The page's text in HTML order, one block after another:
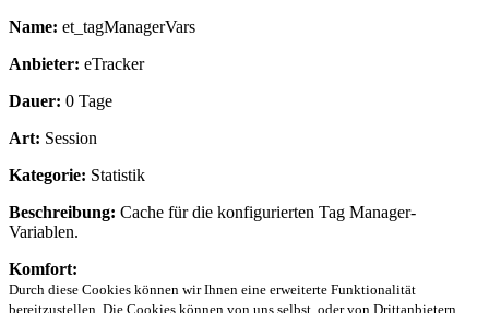
Name: et_tagManagerVars
Anbieter: eTracker
Dauer: 0 Tage
Art: Session
Kategorie: Statistik
Beschreibung: Cache für die konfigurierten Tag Manager-
Variablen.
Komfort:
Durch diese Cookies können wir Ihnen eine erweiterte Funktionalität
bereitzustellen. Die Cookies können von uns selbst, oder von Drittanbietern